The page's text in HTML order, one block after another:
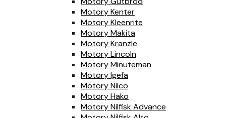
Motory Kenter
Motory Kleenrite
Motory Makita
Motory Kranzle
Motory Lincoln
Motory Minuteman
Motory Igefa
Motory Nilco
Motory Hako
Motory Nilfisk Advance